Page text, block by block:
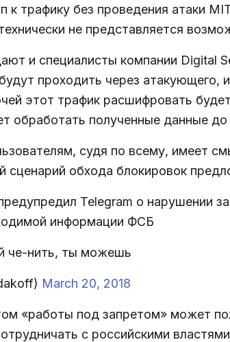
к трафику без проведения атаки
не представляется
и специалисты компании Digital
проходить через
этот трафик расшифровать
обработать полученные данные
судя по всему, имеет
сценарий обхода блокировок
Telegram о нарушении
информации ФСБ
че-нить, ты можешь
March 20, 2018
«работы под запретом» может
с российскими